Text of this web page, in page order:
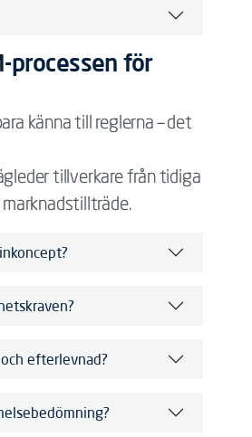
processen för
känna till reglerna – det
tillverkare från tidiga
efterlevnad?